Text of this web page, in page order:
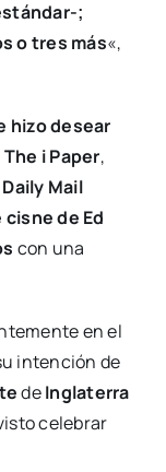
;
o tres más«,
hizo desear
The i Paper,
Daily Mail
de Ed
con una
en el
intención de
deInglaterra
celebrar